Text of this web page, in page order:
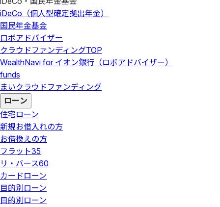
iDeCo（個人型確定拠出年金）
国民年金基金
ロボアドバイザー
クラウドファンディングTOP
WealthNavi for イオン銀行（ロボアドバイザー）
funds
まいクラウドファンディング
ローン
住宅ローン
新規お借入れの方
お借換えの方
フラット35
リ・バース60
カードローン
目的別ローン
目的別ローン